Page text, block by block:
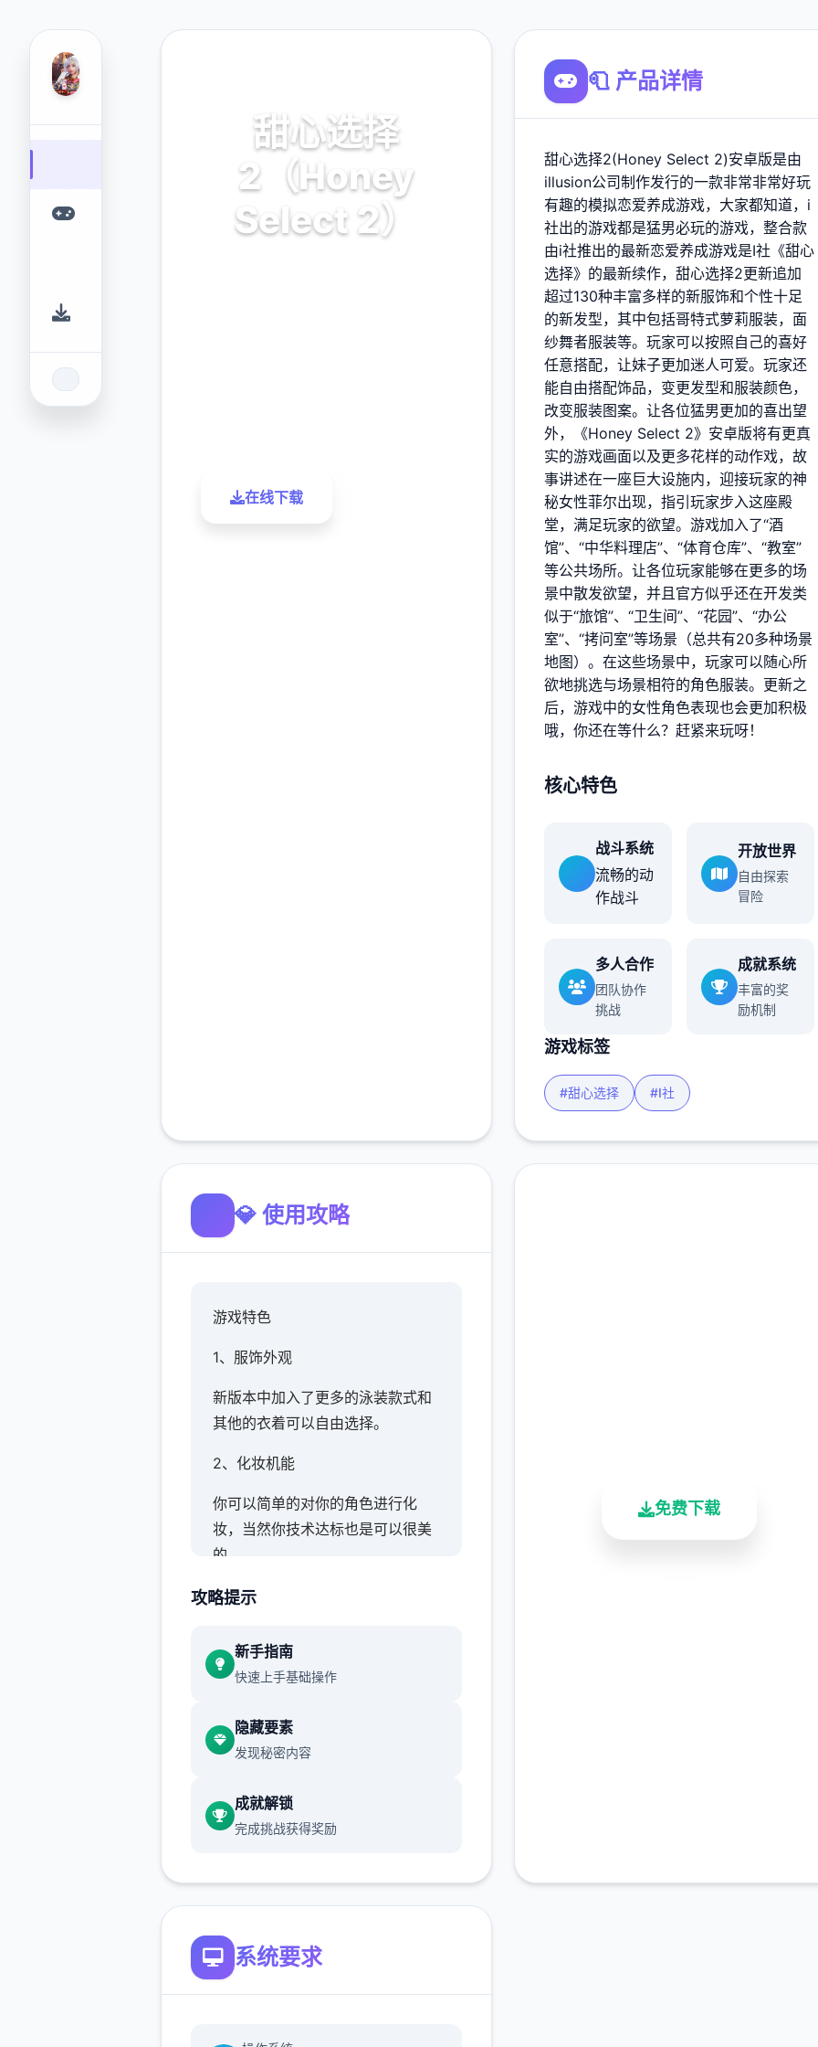
甜心选择
2（Honey
Select 2）
在线下载
🧻 产品详情
甜心选择2(Honey Select 2)安卓版是由
illusion公司制作发行的一款非常非常好玩
有趣的模拟恋爱养成游戏，大家都知道，i
社出的游戏都是猛男必玩的游戏，整合款
由i社推出的最新恋爱养成游戏是I社《甜心
选择》的最新续作，甜心选择2更新追加
超过130种丰富多样的新服饰和个性十足
的新发型，其中包括哥特式萝莉服装，面
纱舞者服装等。玩家可以按照自己的喜好
任意搭配，让妹子更加迷人可爱。玩家还
能自由搭配饰品，变更发型和服装颜色，
改变服装图案。让各位猛男更加的喜出望
外，《Honey Select 2》安卓版将有更真
实的游戏画面以及更多花样的动作戏，故
事讲述在一座巨大设施内，迎接玩家的神
秘女性菲尔出现，指引玩家步入这座殿
堂，满足玩家的欲望。游戏加入了“酒
馆”、“中华料理店”、“体育仓库”、“教室”
等公共场所。让各位玩家能够在更多的场
景中散发欲望，并且官方似乎还在开发类
似于“旅馆”、“卫生间”、“花园”、“办公
室”、“拷问室”等场景（总共有20多种场景
地图）。在这些场景中，玩家可以随心所
欲地挑选与场景相符的角色服装。更新之
后，游戏中的女性角色表现也会更加积极
哦，你还在等什么？赶紧来玩呀！
核心特色
战斗系统
流畅的动
作战斗
开放世界
自由探索
冒险
多人合作
团队协作
挑战
成就系统
丰富的奖
励机制
游戏标签
#甜心选择 #I社
💎 使用攻略
游戏特色
1、服饰外观
新版本中加入了更多的泳装款式和
其他的衣着可以自由选择。
2、化妆机能
你可以简单的对你的角色进行化
妆，当然你技术达标也是可以很美
的。
3、各式场景
了，你可以去各种地方享受预约的
生活。
4、实时演算
算获得的，每次都会有不同表现，
让审美疲劳从此不见。
的反应。
攻略提示
新手指南
快速上手基础操作
隐藏要素
发现秘密内容
成就解锁
完成挑战获得奖励
免费下载
系统要求